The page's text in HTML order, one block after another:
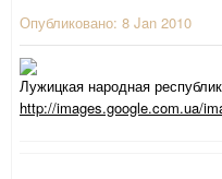
Опубликовано: 8 Jan 2010
Лужицкая народная
http://images.google.com.ua/